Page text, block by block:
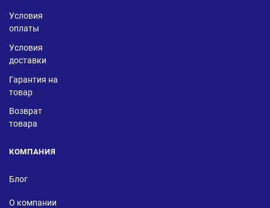
Условия
оплаты
Условия
доставки
Гарантия на
товар
Возврат
товара
КОМПАНИЯ
Блог
О компании